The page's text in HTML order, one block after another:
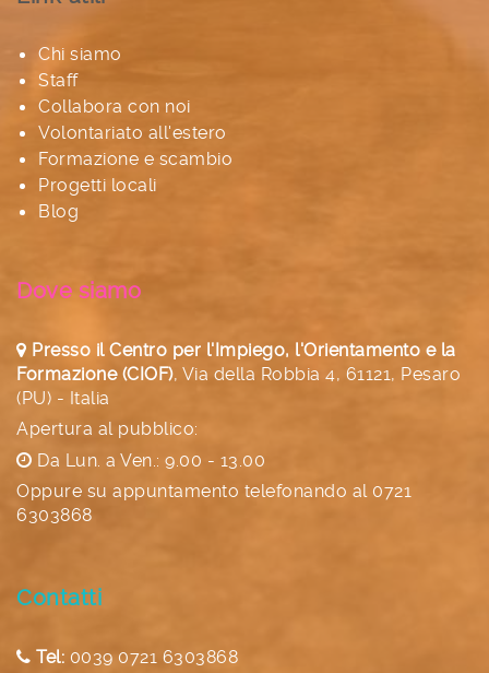
Chi siamo
Staff
Collabora con noi
Volontariato all'estero
Formazione e scambio
Progetti locali
Blog
Dove siamo
Presso il Centro per l'Impiego, l'Orientamento e la
Formazione (CIOF), Via della Robbia 4, 61121, Pesaro
(PU) - Italia
Apertura al pubblico:
Da Lun. a Ven.: 9.00 - 13.00
Oppure su appuntamento telefonando al 0721
6303868
Contatti
Tel: 0039 0721 6303868